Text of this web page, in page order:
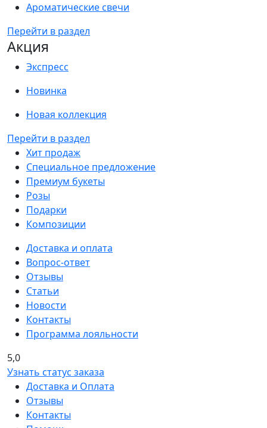
Ароматические свечи
Перейти в раздел
Акция
Экспресс
Новинка
Новая коллекция
Перейти в раздел
Хит продаж
Специальное предложение
Премиум букеты
Розы
Подарки
Композиции
Доставка и оплата
Вопрос-ответ
Отзывы
Статьи
Новости
Контакты
Программа лояльности
5,0
Узнать статус заказа
Доставка и Оплата
Отзывы
Контакты